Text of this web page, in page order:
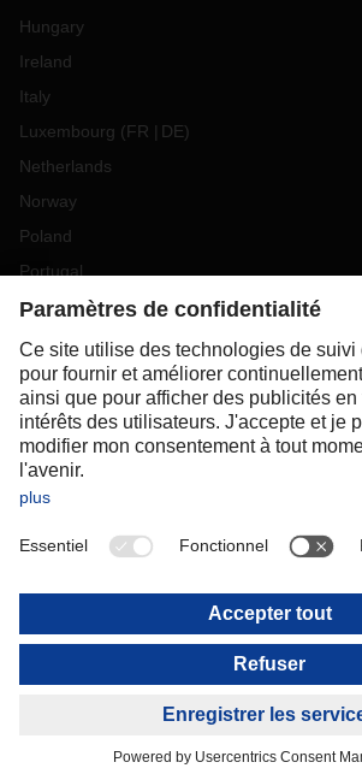
Hungary
Ireland
Italy
Luxembourg (FR DE)
Netherlands
Norway
Poland
Portugal
Romania
Slovakia
Spain
Sweden
Switzerland(DE FR)
Turkey
OCEANIA